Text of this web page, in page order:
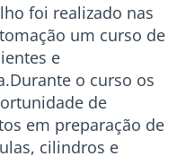
foi realizado nas
um curso de
e
o curso os
de
em preparação de
cilindros e